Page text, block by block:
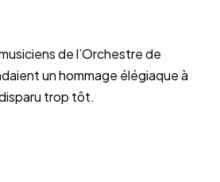
de l’Orchestre de
un hommage élégiaque à
trop tôt.